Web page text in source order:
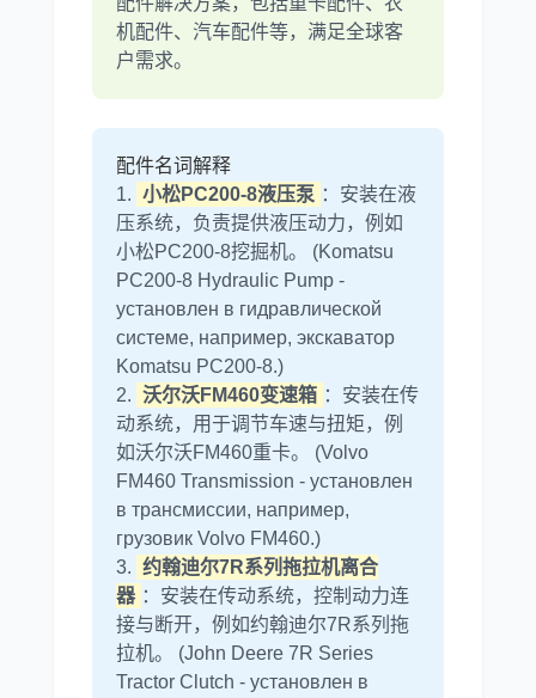
尼桑 依维柯
机配件、汽车配件等，满足全球客
户需求。
配件名词解释
1. 小松PC200-8液压泵 ：安装在液
压系统，负责提供液压动力，例如
小松PC200-8挖掘机。 (Komatsu
PC200-8 Hydraulic Pump -
установлен в гидравлической
системе, например, экскаватор
Komatsu PC200-8.)
2. 沃尔沃FM460变速箱 ：安装在传
动系统，用于调节车速与扭矩，例
如沃尔沃FM460重卡。 (Volvo
FM460 Transmission - установлен
в трансмиссии, например,
грузовик Volvo FM460.)
3. 约翰迪尔7R系列拖拉机离合
器 ：安装在传动系统，控制动力连
接与断开，例如约翰迪尔7R系列拖
拉机。 (John Deere 7R Series
Tractor Clutch - установлен в